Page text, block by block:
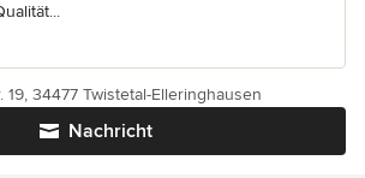
Nachricht
19, 34477 Twistetal-Elleringhausen